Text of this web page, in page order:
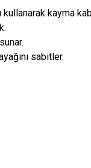
kayma
sabitler.